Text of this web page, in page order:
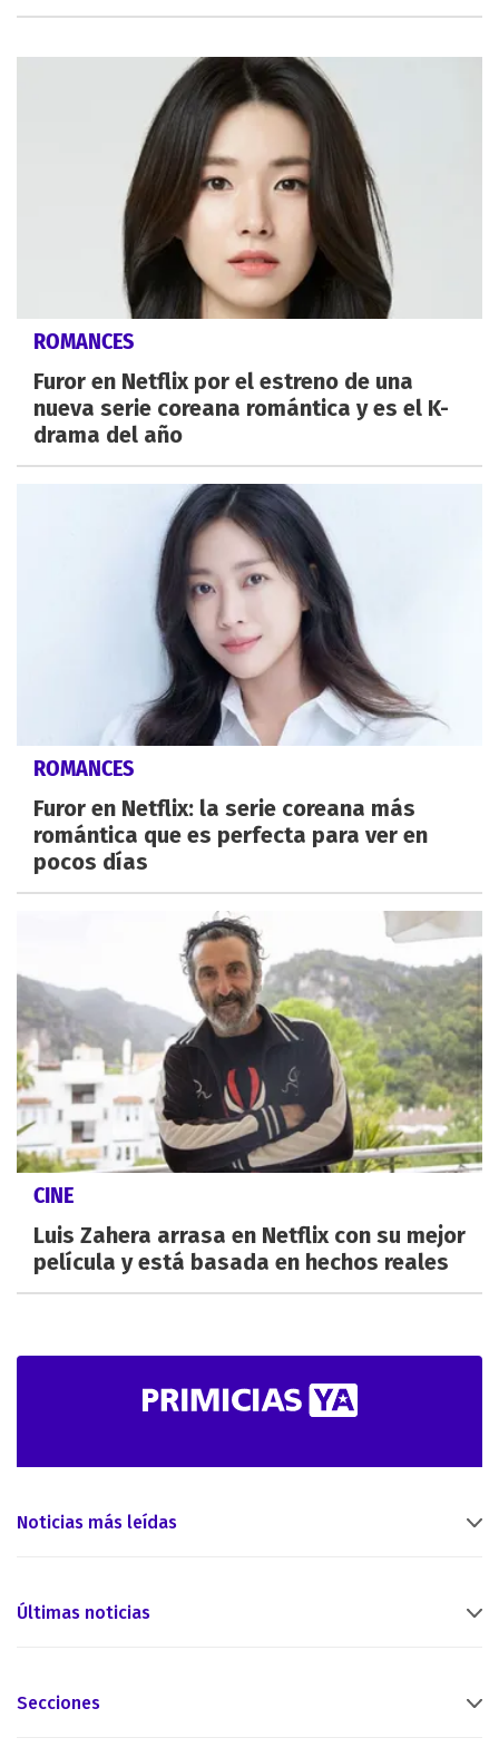
ROMANCES
Furor en Netflix por el estreno de una
nueva serie coreana romántica y es el K-
drama del año
ROMANCES
Furor en Netflix: la serie coreana más
romántica que es perfecta para ver en
pocos días
CINE
Luis Zahera arrasa en Netflix con su mejor
película y está basada en hechos reales
Noticias más leídas
Últimas noticias
Secciones